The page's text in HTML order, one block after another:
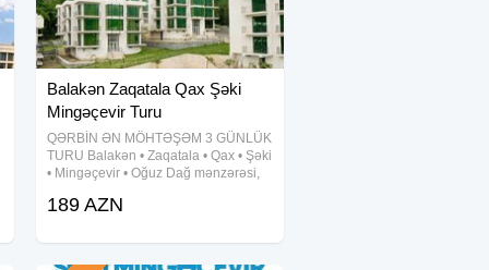
Balakən Zaqatala Qax Şəki
Mingəçevir Turu
QƏRBİN ƏN MÖHTƏŞƏM 3 GÜNLÜK
TURU Balakən • Zaqatala • Qax • Şəki
• Mingəçevir • Oğuz Dağ mənzərəsi,
səyahət! Qiymət: 189 AZN Müddət: 2
189 AZN